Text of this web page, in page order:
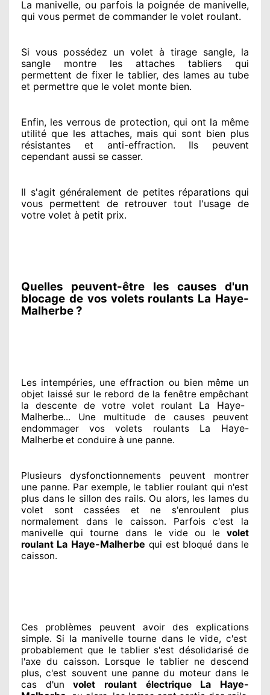
La manivelle, ou parfois la poignée de manivelle,
qui vous permet de commander le volet roulant.
Si vous possédez un volet à tirage sangle, la
sangle montre les attaches tabliers qui
permettent de fixer le tablier, des lames au tube
et permettre que le volet monte bien.
Enfin, les verrous de protection, qui ont la même
utilité que les attaches, mais qui sont bien plus
résistantes et anti-effraction. Ils peuvent
cependant aussi se casser.
Il s'agit généralement de petites réparations qui
vous permettent de retrouver tout l'usage de
votre volet à petit prix.
Quelles peuvent-être les causes d'un
blocage de vos volets roulants La Haye-
Malherbe ?
Les intempéries, une effraction ou bien même un
objet laissésur le rebord de la fenêtre empêchant
la descente de votre volet roulant La Haye-
Malherbe... Une multitude decauses peuvent
endommager vos volets roulants La Haye-
Malherbe et conduire à une panne.
Plusieurs dysfonctionnements peuvent montrer
une panne. Par exemple, le tablier roulant qui n'est
plus dans le sillon des rails. Ou alors, les lames du
volet sont cassées et ne s'enroulent plus
normalement dans le caisson. Parfois c'est la
manivelle qui tourne dans le vide ou le volet
roulant La Haye-Malherbe qui est bloqué dans le
caisson.
Ces problèmes
peuvent avoir des explications
simple. Si la manivelle tourne dans le vide, c'est
probablement que le tablier s'est désolidariséde
l'axe du caisson. Lorsque le tablier ne descend
plus, c'est souvent une panne du moteur dans le
cas d'unvolet roulant électrique La Haye-